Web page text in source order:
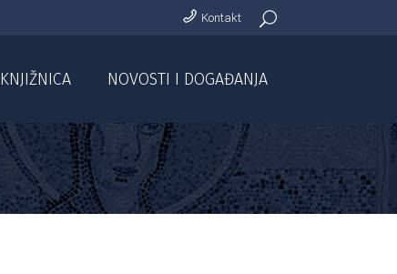
Kontakt
KNJIŽNICA NOVOSTI I DOGAĐANJA